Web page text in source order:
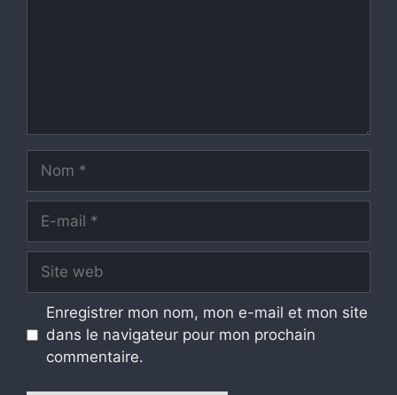
Nom
Site
Enregistrer mon nom, mon e-mail et mon site
dans le navigateur pour mon prochain
commentaire.